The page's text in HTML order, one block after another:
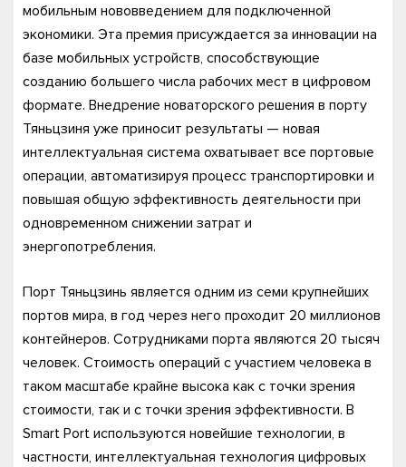
мобильным нововведением для подключенной
экономики. Эта премия присуждается за инновации на
базе мобильных устройств, способствующие
созданию большего числа рабочих мест в цифровом
формате. Внедрение новаторского решения в порту
Тяньцзиня уже приносит результаты — новая
интеллектуальная система охватывает все портовые
операции, автоматизируя процесс транспортировки и
повышая общую эффективность деятельности при
одновременном снижении затрат и
энергопотребления.
Порт Тяньцзинь является одним из семи крупнейших
портов мира, в год через него проходит 20 миллионов
контейнеров. Сотрудниками порта являются 20 тысяч
человек. Стоимость операций с участием человека в
таком масштабе крайне высока как с точки зрения
стоимости, так и с точки зрения эффективности. В
Smart Port используются новейшие технологии, в
частности, интеллектуальная технология цифровых